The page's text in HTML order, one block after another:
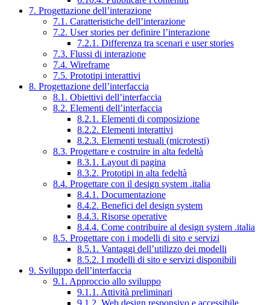
7. Progettazione dell’interazione
7.1. Caratteristiche dell’interazione
7.2. User stories per definire l’interazione
7.2.1. Differenza tra scenari e user stories
7.3. Flussi di interazione
7.4. Wireframe
7.5. Prototipi interattivi
8. Progettazione dell’interfaccia
8.1. Obiettivi dell’interfaccia
8.2. Elementi dell’interfaccia
8.2.1. Elementi di composizione
8.2.2. Elementi interattivi
8.2.3. Elementi testuali (microtesti)
8.3. Progettare e costruire in alta fedeltà
8.3.1. Layout di pagina
8.3.2. Prototipi in alta fedeltà
8.4. Progettare con il design system .italia
8.4.1. Documentazione
8.4.2. Benefici del design system
8.4.3. Risorse operative
8.4.4. Come contribuire al design system .italia
8.5. Progettare con i modelli di sito e servizi
8.5.1. Vantaggi dell’utilizzo dei modelli
8.5.2. I modelli di sito e servizi disponibili
9. Sviluppo dell’interfaccia
9.1. Approccio allo sviluppo
9.1.1. Attività preliminari
9.1.2. Web design responsivo e accessibile